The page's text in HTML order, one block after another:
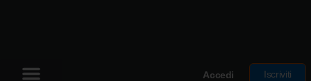
Accedi Iscriviti